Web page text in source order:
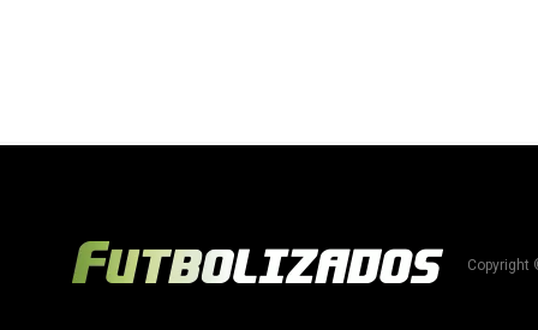
Copyright